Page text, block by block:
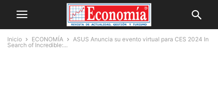
Inicio ECONOMÍA
ASUS Anuncia su evento virtual para CES 2024 In
Search of Incredible:...